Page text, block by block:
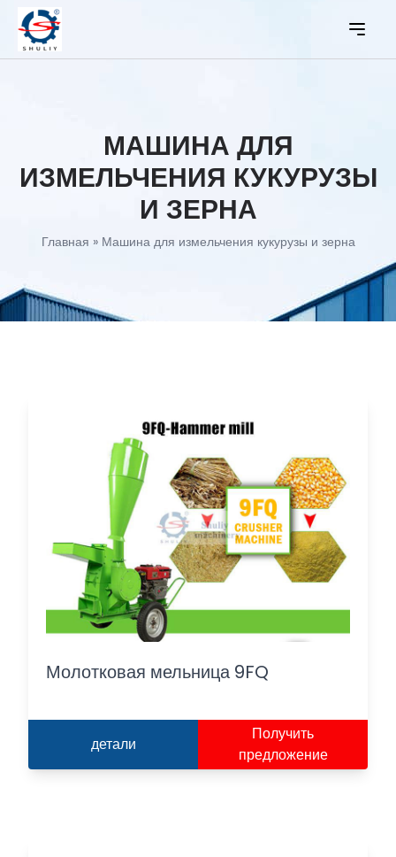
МАШИНА ДЛЯ
ИЗМЕЛЬЧЕНИЯ КУКУРУЗЫ
И ЗЕРНА
Главная » Машина для измельчения кукурузы и зерна
Молотковая мельница 9FQ
детали
Получить
предложение